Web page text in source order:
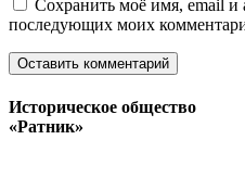
Сохранить моё имя, email и
последующих моих
Историческое общество
«Ратник»